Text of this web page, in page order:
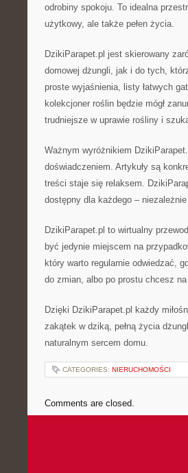
odrobiny spokoju. To idealna
użytkowy, ale także pełen życia.
DzikiParapet.pl jest skierowany
domowej dżungli, jak i do tych,
proste wyjaśnienia, listy łatwych
kolekcjoner roślin będzie mógł
trudniejsze w uprawie rośliny i
Ważnym wyróżnikiem
doświadczeniem. Artykuły są
treści staje się relaksem.
dostępny dla każdego –
DzikiParapet.pl to wirtualny
być jedynie miejscem na
który warto regularnie odwiedzać,
do zmian, albo po prostu chcesz
Dzięki DzikiParapet.pl każdy
zakątek w dziką, pełną życia
naturalnym sercem domu.
CATEGORIES: NIERUCHOMOŚCI
Comments are closed.